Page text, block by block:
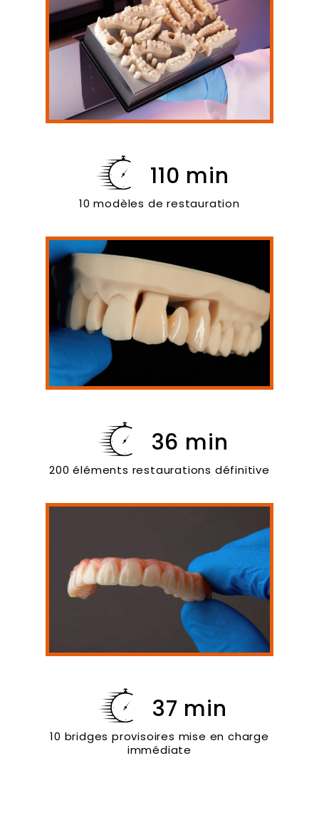
110 min
10 modèles de restauration
36 min
200 éléments restaurations définitive
37 min
10 bridges provisoires mise en charge
immédiate